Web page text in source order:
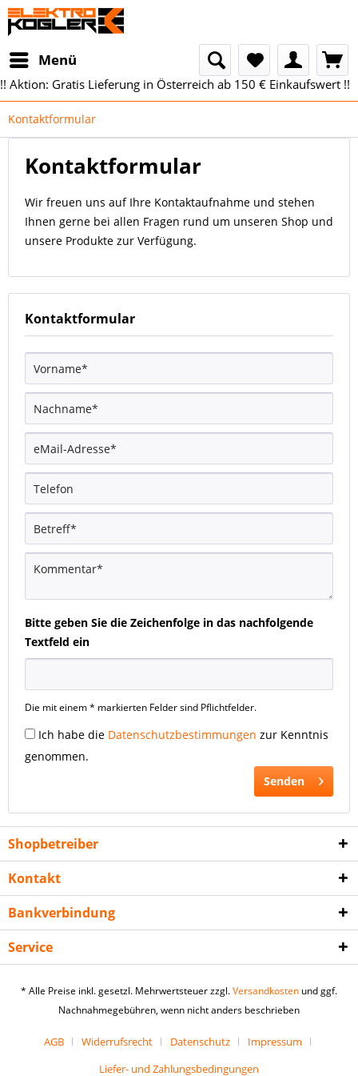
Menü
!! Aktion: Gratis Lieferung in Österreich ab 150 € Einkaufswert !!
Kontaktformular
Kontaktformular
Wir freuen uns auf Ihre Kontaktaufnahme und stehen
Ihnen gerne bei allen Fragen rund um unseren Shop und
unsere Produkte zur Verfügung.
Kontaktformular
Bitte geben Sie die Zeichenfolge in das nachfolgende
Textfeld ein
Die mit einem * markierten Felder sind Pflichtfelder.
Ich habe die Datenschutzbestimmungen zur Kenntnis
genommen.
Senden
Shopbetreiber
Kontakt
Bankverbindung
Service
* Alle Preise inkl. gesetzl. Mehrwertsteuer zzgl.Versandkosten und ggf.
Nachnahmegebühren, wenn nicht anders beschrieben
AGB Widerrufsrecht Datenschutz
Impressum
Liefer- und Zahlungsbedingungen